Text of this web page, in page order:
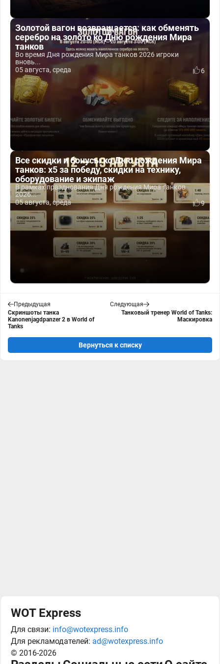
Золотой вагон возвращается: как обменять
серебро на золото ко Дню рождения Мира
танков
Во время Дня рождения Мира танков 2026 игроки
вновь...
05 августа, среда
6
Все скидки и бонусы ко Дню рождения Мира
танков: x5 за победу, скидки на технику,
оборудование и экипаж
В рамках празднования Дня рождения Мира танков
2026...
05 августа, среда
9
Предыдущая
Скриншоты танка
Kanonenjagdpanzer 2 в World of
Tanks
Следующая
Танковый тренер World of Tanks:
Маскировка
Вернуться к списку
WOT Express
Для связи: info@wotexpress.info
Для рекламодателей: ad@wotexpress.info
© 2016-2026